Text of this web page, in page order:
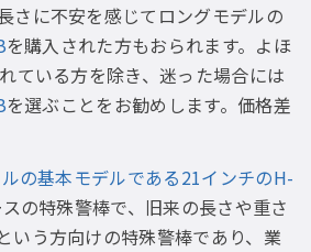
さに不安を感じてロングモデルの
を購入された方もおられます。よほ
ている方を除き、迷った場合には
を選ぶことをお勧めします。価格差
の基本モデルである21インチのH-
の特殊警棒で、旧来の長さや重さ
いう方向けの特殊警棒であり、業